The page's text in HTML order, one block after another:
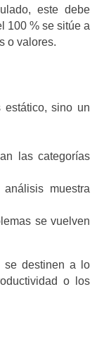
este debe
100 % se sitúe a
o valores.
sino un
las categorías
muestra
se vuelven
se destinen a lo
o los